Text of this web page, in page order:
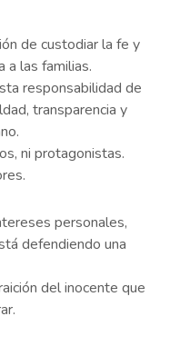
de custodiar la fe y
a las familias.
responsabilidad de
transparencia y
ni protagonistas.
personales,
defendiendo una
del inocente que